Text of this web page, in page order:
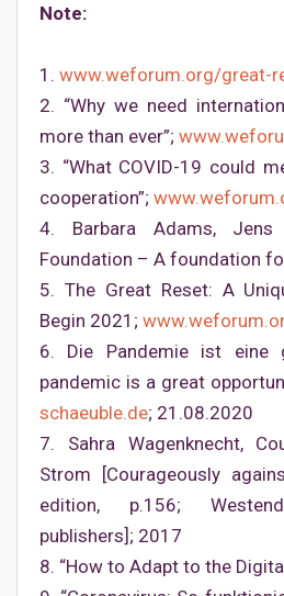
Note:
1. www.weforum.org/great-
2. “Why we need
more than ever”;
3. “What COVID-19 could
cooperation”;
4. Barbara Adams,
Foundation – A foundation
5. The Great Reset: A
Begin 2021;
6. Die Pandemie ist eine
pandemic is a great
schaeuble.de; 21.08.2020
7. Sahra Wagenknecht,
Strom [Courageously
edition, p.156;
publishers]; 2017
8. “How to Adapt to the